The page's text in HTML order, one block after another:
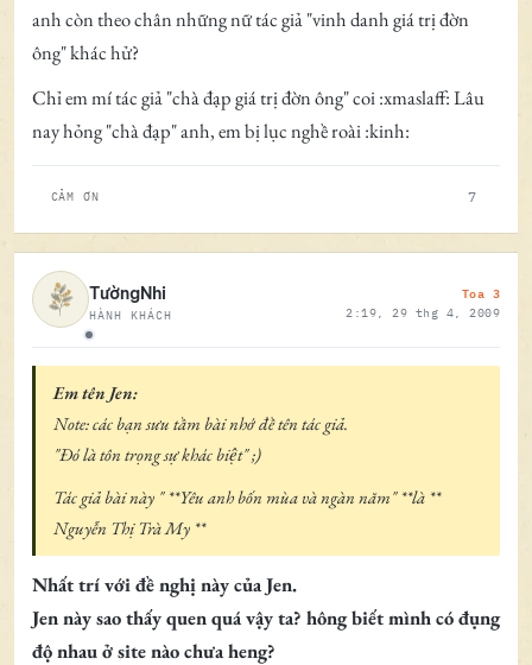
anh còn theo chân những nữ tác giả "vinh danh giá trị đờn
ông" khác hử?
Chỉ em mí tác giả "chà đạp giá trị đờn ông" coi :xmaslaff: Lâu
nay hỏng "chà đạp" anh, em bị lục nghề roài :kinh:
CẢM ƠN 7
Ngoại tuyến
TườngNhi
HÀNH KHÁCH
Toa 3
2:19, 29 thg 4, 2009
Em tên Jen:
Note: các bạn sưu tầm bài nhớ đề tên tác giả.
"Đó là tôn trọng sự khác biệt" ;)
Tác giả bài này " **Yêu anh bốn mùa và ngàn năm" **là **
Nguyễn Thị Trà My **
Nhất trí với đề nghị này của Jen.
Jen này sao thấy quen quá vậy ta? hông biết mình có đụng
độ nhau ở site nào chưa heng?